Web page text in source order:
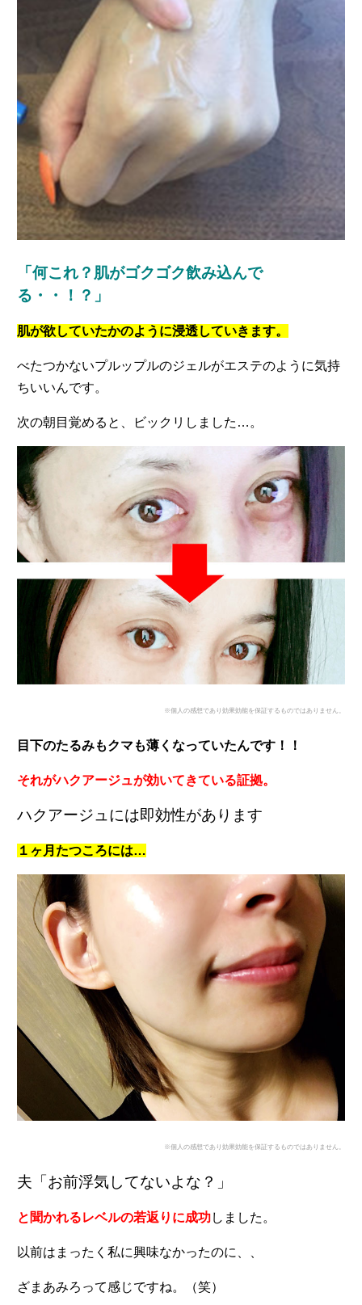
「何これ？肌がゴクゴク飲み込んで
る・・！？」
肌が欲していたかのように浸透していきます。
べたつかないプルップルのジェルがエステのように気持
ちいいんです。
次の朝目覚めると、ビックリしました…。
※個人の感想であり効果効能を保証するものではありません。
目下のたるみもクマも薄くなっていたんです！！
それがハクアージュが効いてきている証拠。
ハクアージュには即効性があります
１ヶ月たつころには…
※個人の感想であり効果効能を保証するものではありません。
夫「お前浮気してないよな？」
と聞かれるレベルの若返りに成功しました。
以前はまったく私に興味なかったのに、、
ざまあみろって感じですね。（笑）